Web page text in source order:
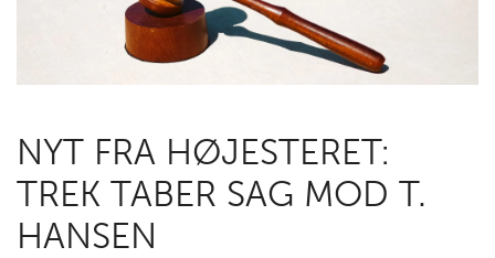
BRAND PROTECTION
RETSSAGER
NYT FRA HØJESTERET:
TREK TABER SAG MOD T.
HANSEN